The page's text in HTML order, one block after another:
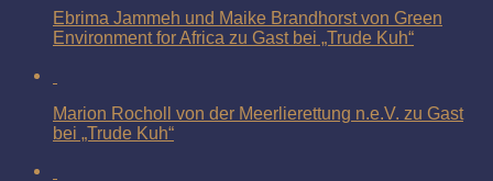
Ebrima Jammeh und Maike Brandhorst von Green
Environment for Africa zu Gast bei „Trude Kuh“
Marion Rocholl von der Meerlierettung n.e.V. zu Gast
bei „Trude Kuh“